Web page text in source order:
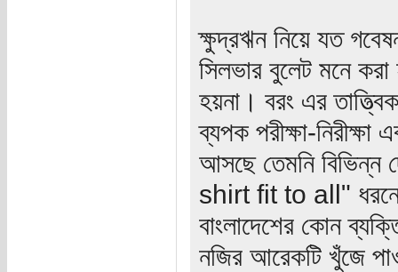
ক্ষুদ্রঋন নিয়ে যত
সিলভার বুলেট মনে
হয়না। বরং এর
ব্যপক পরীক্ষা-নিরীক্ষা
আসছে তেমনি বিভিন্ন
shirt fit to all"
বাংলাদেশের কোন
নজির আরেকটি খুঁজে